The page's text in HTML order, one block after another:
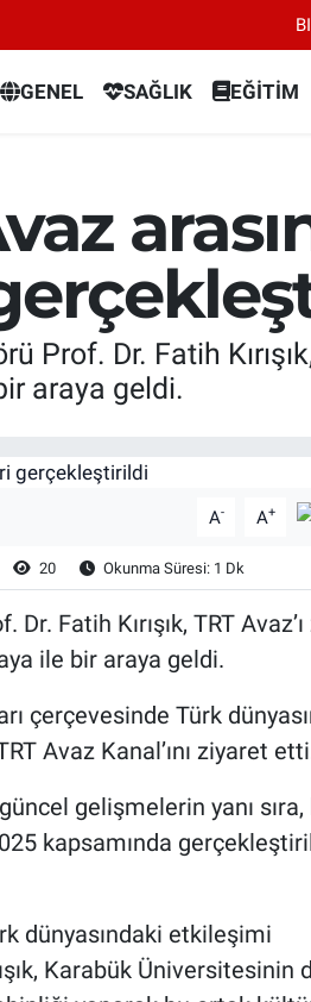
GENEL SAĞLIK EĞİTİM
Prof. Dr. Fatih
araya geldi.
A- A+
20 Okunma Süresi: 1 Dk
Fatih Kırışık, TRT
ile bir araya geldi.
çerçevesinde Türk
Avaz Kanal’ını ziyaret
gelişmelerin yanı sıra,
kapsamında
dünyasındaki etkileşimi
Karabük Üniversitesinin